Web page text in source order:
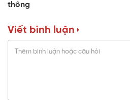
thông
Viết bình luận